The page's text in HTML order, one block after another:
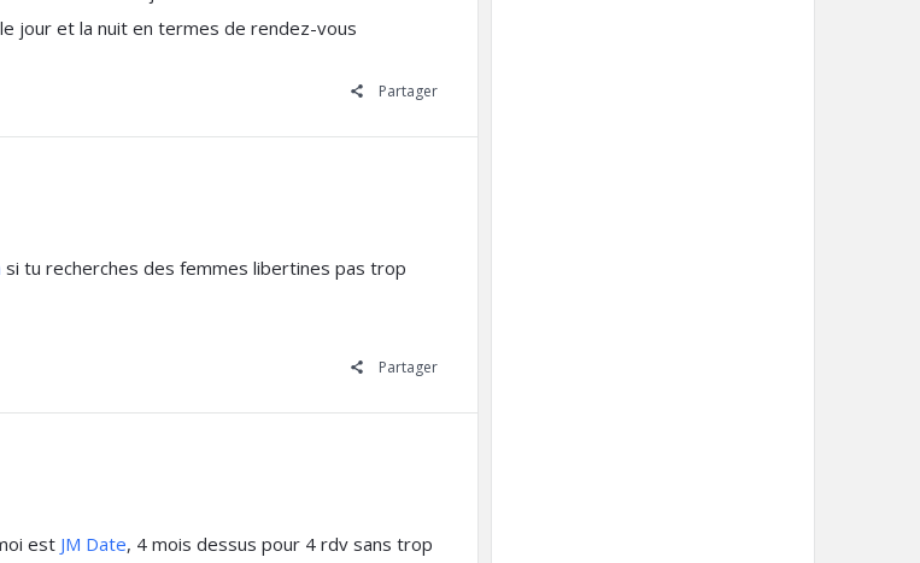
jour et la nuit en termes de rendez-vous
Partager
si tu recherches des femmes libertines pas trop
Partager
est JM Date, 4 mois dessus pour 4 rdv sans trop